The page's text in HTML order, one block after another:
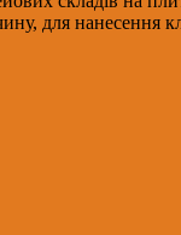
для нанесення